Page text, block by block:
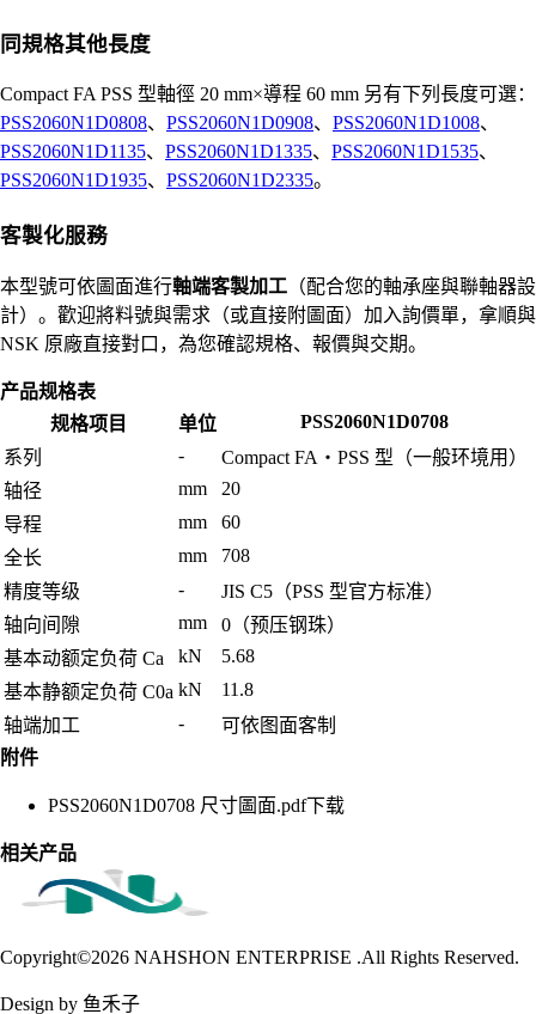
同規格其他長度
Compact FA PSS 型軸徑 20 mm×導程 60 mm 另有下列長度可選：
PSS2060N1D0808、 PSS2060N1D0908、 PSS2060N1D1008、
PSS2060N1D1135、 PSS2060N1D1335、 PSS2060N1D1535、
PSS2060N1D1935、 PSS2060N1D2335。
客製化服務
本型號可依圖面進行軸端客製加工 （配合您的軸承座與聯軸器設
計）。歡迎將料號與需求（或直接附圖面）加入詢價單，拿順與
NSK 原廠直接對口，為您確認規格、報價與交期。
产品规格表
规格项目
单位
PSS2060N1D0708
系列
-
Compact FA・PSS 型（一般环境用）
轴径
mm
20
导程
mm
60
全长
mm
708
精度等级
-
JIS C5（PSS 型官方标准）
轴向间隙
mm
0（预压钢珠）
基本动额定负荷 Ca
kN
5.68
基本静额定负荷 C0a kN
11.8
轴端加工
-
可依图面客制
附件
PSS2060N1D0708 尺寸圖面.pdf下载
相关产品
Copyright©2026 NAHSHON ENTERPRISE .All Rights Reserved.
Design by 鱼禾子